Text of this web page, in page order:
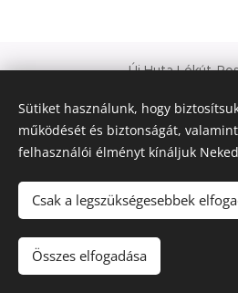
Új Huta Lókút-
Európa Kultúrális
PAJTA
© 2021 Minden jog
Magyar
Sütiket használunk, hogy
működését és biztonságát,
felhasználói élményt kínáljuk
Csak a legszükségesebbek
Összes elfogadása